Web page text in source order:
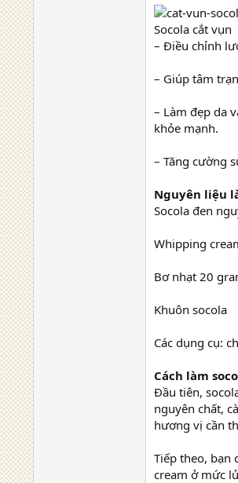
Socola cắt vụn
– Điều chỉnh
– Giúp tâm
– Làm đẹp da
khỏe mạnh.
– Tăng cường
Nguyên liệu
Socola đen
Whipping
Bơ nhạt 20
Khuôn socola
Các dụng cụ:
Cách làm
Đầu tiên,
nguyên chất,
hương vị cần
Tiếp theo, bạn
cream ở mức